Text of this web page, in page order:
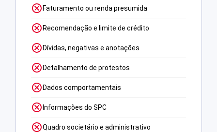
Faturamento ou renda presumida
Recomendação e limite de crédito
Dívidas, negativas e anotações
Detalhamento de protestos
Dados comportamentais
Informações do SPC
Quadro societário e administrativo